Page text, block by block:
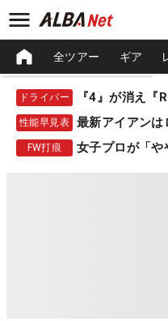
全ツアー ギア
ドライバー
性能早見表 最新アイアンは
FW打痕 女子プロが「や